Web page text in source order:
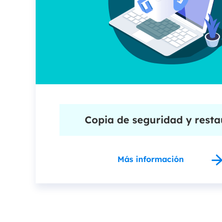
Copia de seguridad y
Más información